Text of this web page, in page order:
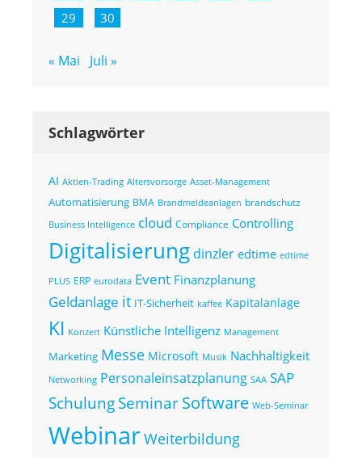
29
30
« Mai Juli »
Schlagwörter
AI Aktien-Trading Altersvorsorge Asset-Management
Automatisierung BMA Brandmeldeanlagen brandschutz
Business Intelligence cloud Compliance Controlling
Digitalisierung dinzler edtime edtime
PLUS ERP eurodata Event Finanzplanung
Geldanlage it IT-Sicherheit kaffee Kapitalanlage
KI Konzert Künstliche Intelligenz Management
Marketing Messe Microsoft Musik Nachhaltigkeit
Networking Personaleinsatzplanung SAA SAP
SchulungSeminarSoftware Web-Seminar
WebinarWeiterbildung